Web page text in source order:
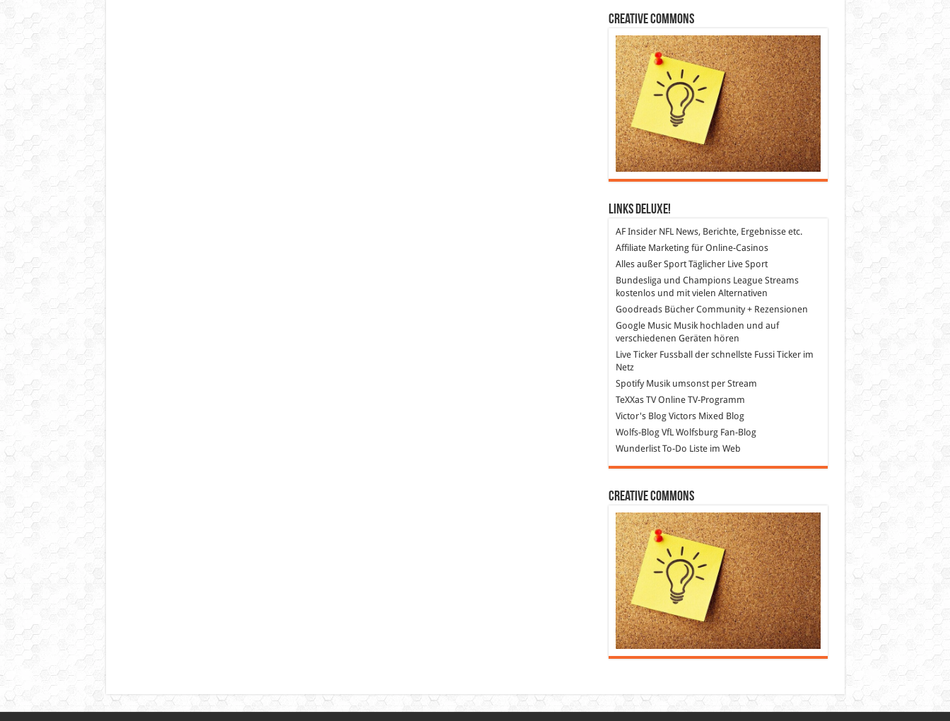
Creative Commons
Links DeLuXe!
AF InsiderNFL News, Berichte, Ergebnisse etc.
Affiliate Marketingfür Online-Casinos
Alles außer SportTäglicher Live Sport
Bundesliga und Champions League Streams
kostenlos und mit vielen Alternativen
GoodreadsBücher Community + Rezensionen
Google MusicMusik hochladen und auf
verschiedenen Geräten hören
Live Ticker Fussball
der schnellste Fussi Ticker im
Netz
SpotifyMusik umsonst per Stream
TeXXas TVOnline TV-Programm
Victor's BlogVictors Mixed Blog
Wolfs-BlogVfL Wolfsburg Fan-Blog
WunderlistTo-Do Liste im Web
Creative Commons